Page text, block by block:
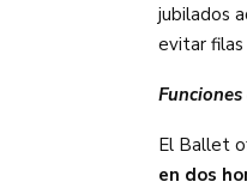
jubilados
evitar filas
El Ballet
en dos